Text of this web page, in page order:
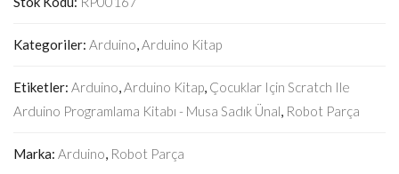
Kategoriler: Arduino,Arduino Kitap
Etiketler: Arduino,Arduino Kitap, Çocuklar Için Scratch Ile
Arduino Programlama Kitabı - Musa Sadık Ünal, Robot Parça
Marka: Arduino, Robot Parça